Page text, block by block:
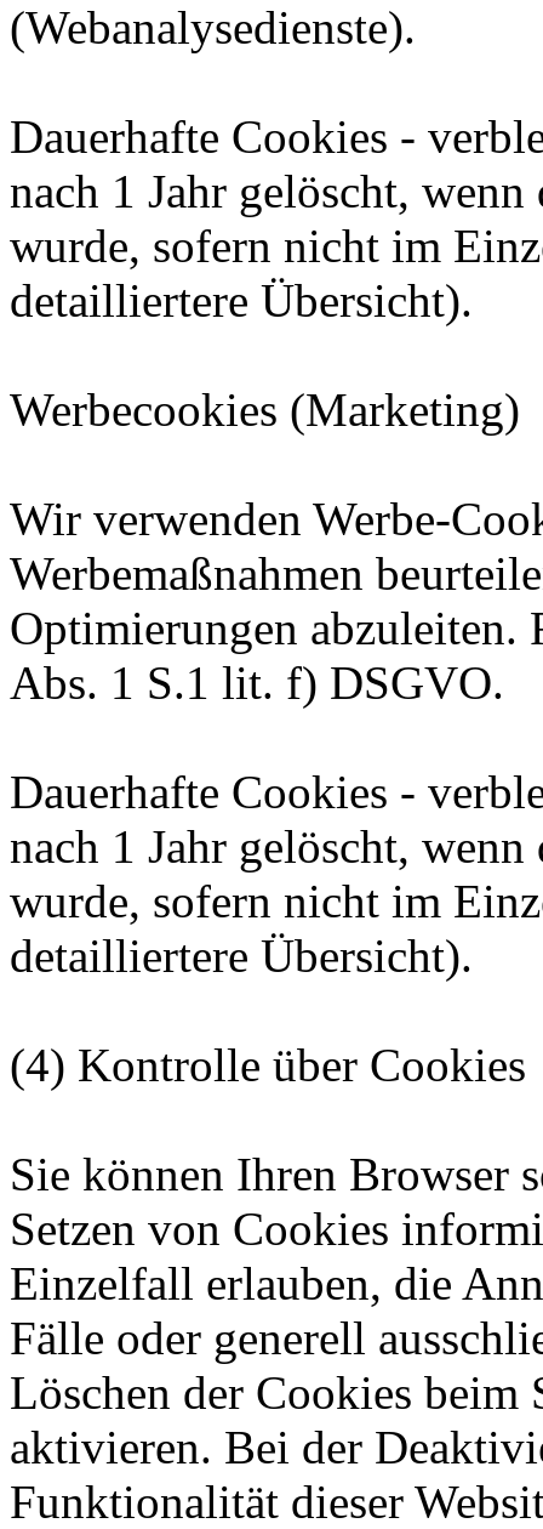
(Webanalysedienste).
Dauerhafte Cookies -
nach 1 Jahr gelöscht,
wurde, sofern nicht im
detailliertere Übersicht).
Werbecookies (Marketing)
Wir verwenden Werbe-
Werbemaßnahmen
Optimierungen abzuleiten.
Abs. 1 S.1 lit. f) DSGVO.
Dauerhafte Cookies -
nach 1 Jahr gelöscht,
wurde, sofern nicht im
detailliertere Übersicht).
(4) Kontrolle über Cookies
Sie können Ihren Browser
Setzen von Cookies
Einzelfall erlauben, die
Fälle oder generell
Löschen der Cookies beim
aktivieren. Bei der
Funktionalität dieser